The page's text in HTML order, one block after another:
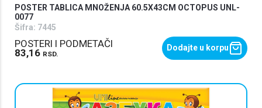
POSTER TABLICA MNOŽENJA 60.5X43CM OCTOPUS UNL-
0077
Šifra: 7445
POSTERI I PODMETAČI
83,16 RSD.
Dodajte u korpu